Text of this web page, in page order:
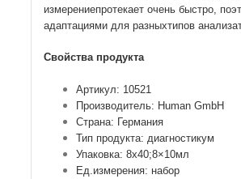
измерениепротекает очень быстро,
адаптациями для разныхтипов
Свойства продукта
Артикул: 10521
Производитель: Human GmbH
Страна: Германия
Тип продукта: диагностикум
Упаковка: 8х40;8×10мл
Ед.измерения: набор